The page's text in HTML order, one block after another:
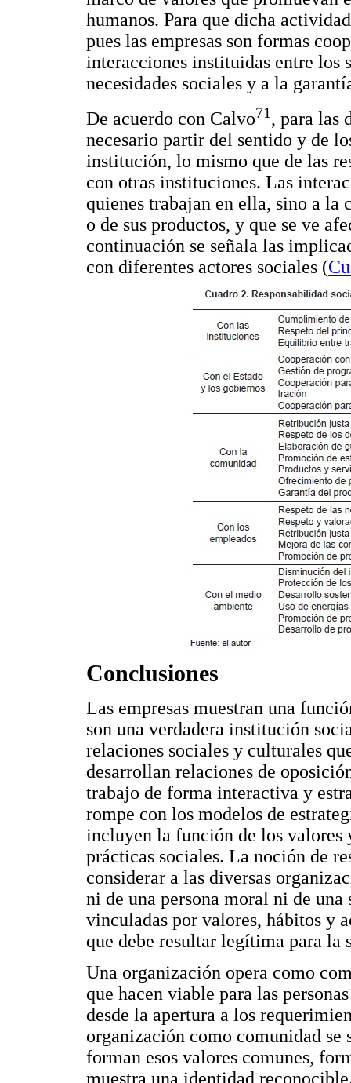
humanos. Para que dicha
pues las empresas son formas
interacciones instituidas entre los
necesidades sociales y a la
De acuerdo con Calvo71, para las
necesario partir del sentido y de
institución, lo mismo que de las
con otras instituciones. Las
quienes trabajan en ella, sino a la
o de sus productos, y que se ve
continuación se señala las
con diferentes actores sociales (
Conclusiones
Las empresas muestran una
son una verdadera institución
relaciones sociales y culturales
desarrollan relaciones de
trabajo de forma interactiva y
rompe con los modelos de
incluyen la función de los valores
prácticas sociales. La noción de
considerar a las diversas
ni de una persona moral ni de
vinculadas por valores, hábitos y
que debe resultar legítima para la
Una organización opera como
que hacen viable para las
desde la apertura a los
organización como comunidad se
forman esos valores comunes,
muestra una identidad